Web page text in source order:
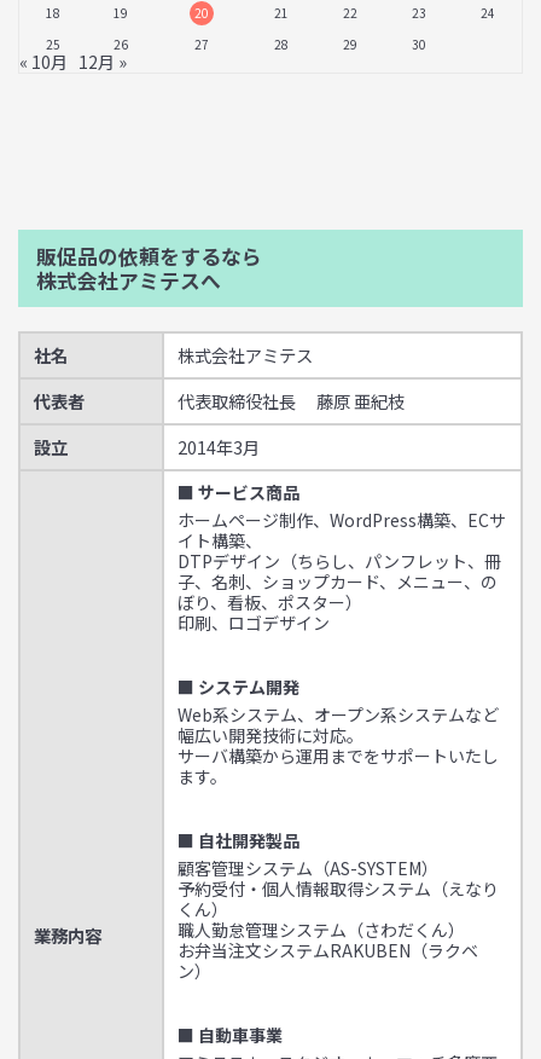
18
19 20 21 22 23
24
25
26 27 28 29 30
« 10月 12月 »
販促品の依頼をするなら
株式会社アミテスへ
社名
株式会社アミテス
代表者
代表取締役社長 藤原 亜紀枝
設立
2014年3月
業務内容
■ サービス商品
ホームページ制作、WordPress構築、ECサ
イト構築、
DTPデザイン（ちらし、パンフレット、冊
子、名刺、ショップカード、メニュー、の
ぼり、看板、ポスター）
印刷、ロゴデザイン
■ システム開発
Web系システム、オープン系システムなど
幅広い開発技術に対応。
サーバ構築から運用までをサポートいたし
ます。
■ 自社開発製品
顧客管理システム（AS-SYSTEM）
予約受付・個人情報取得システム（えなり
くん）
職人勤怠管理システム（さわだくん）
お弁当注文システムRAKUBEN（ラクベ
ン）
■ 自動車事業